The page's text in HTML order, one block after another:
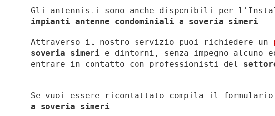
Gli antennisti sono anche disponibili per
impianti antenne condominiali a soveria simeri
Attraverso il nostro servizio puoi richiedere un
soveria simeri e dintorni, senza impegno alcuno
entrare in contatto con professionisti del
Se vuoi essere ricontattato compila il
a soveria simeri